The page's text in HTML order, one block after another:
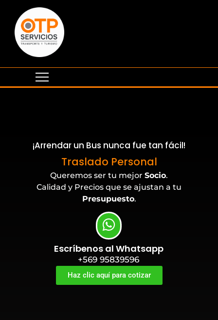
¡Arrendar un Bus nunca fue tan fácil!
Traslado Personal
Eventos Corporativos
Queremos ser tu mejor Socio.
Calidad y Precios que se ajustan a tu
Presupuesto.
Escríbenos al Whatsapp
+569 95839596
Haz clic aquí para cotizar